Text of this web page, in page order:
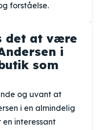
forståelse.
det at være
i
som
og uvant at
i en almindelig
en interessant